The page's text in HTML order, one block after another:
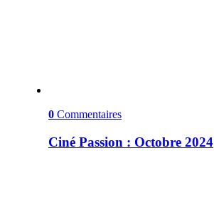
0 Commentaires
Ciné Passion : Octobre 2024